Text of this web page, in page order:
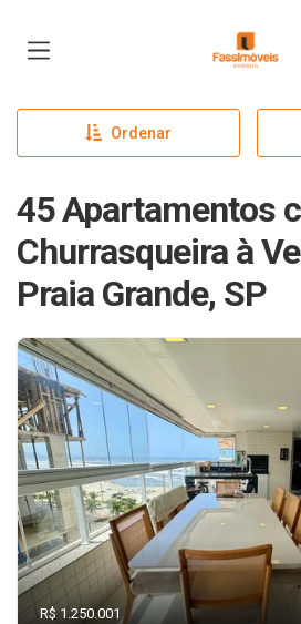
Página
Ordenar
45 Apartamentos
Churrasqueira à
Praia Grande, SP
R$ 1.250.001